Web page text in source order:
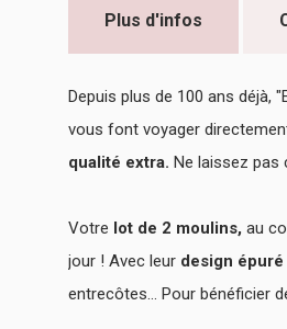
Plus d'infos
Depuis plus de 100 ans déjà,
vous font voyager
qualité extra. Ne laissez pas
Votre lot de 2 moulins, au
jour ! Avec leur design
entrecôtes... Pour bénéficier